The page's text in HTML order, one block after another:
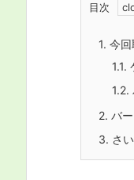
目次
1. 今回
1.1.
1.2.
2. バ
3. さ